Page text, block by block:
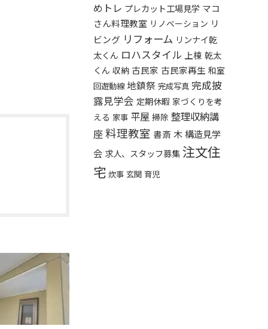
めトレ プレカット工場見学 マコ
さん料理教室 リノベーション リ
ビング リフォーム リンナイ乾
太くん ロハスタイル 上棟 乾太
くん 収納 古民家 古民家再生 和室
回遊動線 地鎮祭 完成写真 完成披
露見学会 定期休暇 家づくりを考
える 家事 平屋 掃除 整理収納講
座料理教室 書斎 木構造見学
会 求人、スタッフ募集注文住
宅 炊事 玄関 育児